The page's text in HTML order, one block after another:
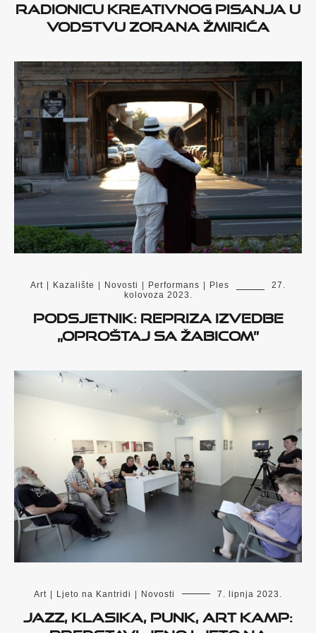
radionicu kreativnog pisanja u
vodstvu Zorana Žmirića
Art | Kazalište | Novosti | Performans | Ples
27.
kolovoza 2023.
Podsjetnik: Repriza izvedbe
„Oproštaj sa Žabicom”
Art | Ljeto na Kantridi | Novosti 7. lipnja 2023.
Jazz, klasika, punk, Art Kamp: